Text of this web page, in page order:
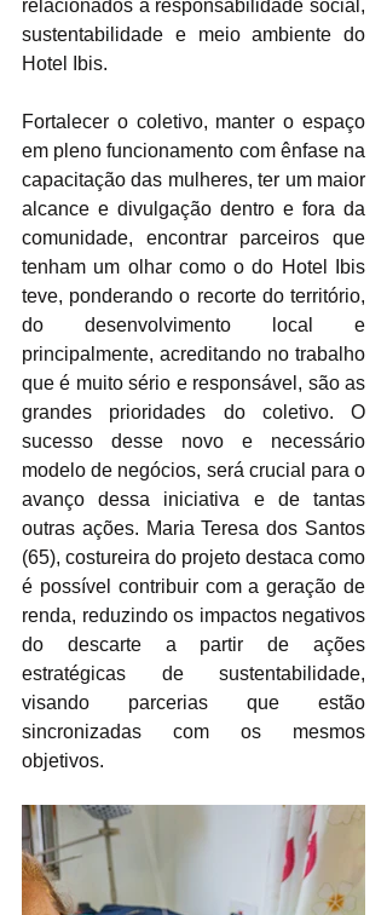
relacionados a responsabilidade social,
sustentabilidade e meio ambiente do
Hotel Ibis.
Fortalecer o coletivo, manter o espaço
em pleno funcionamento com ênfase na
capacitação das mulheres, ter um maior
alcance e divulgação dentro e fora da
comunidade, encontrar parceiros que
tenham um olhar como o do Hotel Ibis
teve, ponderando o recorte do território,
do desenvolvimento local e
principalmente, acreditando no trabalho
que é muito sério e responsável, são as
grandes prioridades do coletivo. O
sucesso desse novo e necessário
modelo de negócios, será crucial para o
avanço dessa iniciativa e de tantas
outras ações. Maria Teresa dos Santos
(65), costureira do projeto destaca como
é possível contribuir com a geração de
renda, reduzindo os impactos negativos
do descarte a partir de ações
estratégicas de sustentabilidade,
visando parcerias que estão
sincronizadas com os mesmos
objetivos.